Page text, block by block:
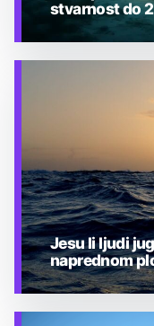
stvarnost do
Jesu li ljudi
naprednom